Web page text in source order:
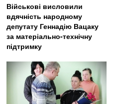
Військові висловили
вдячність народному
депутату Геннадію Вацаку
за матеріально-технічну
підтримку